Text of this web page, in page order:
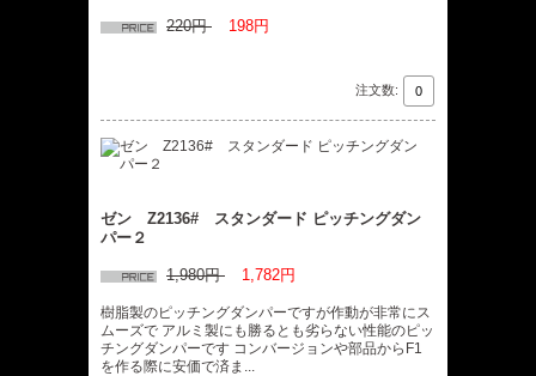
220円 198円
注文数:
ゼン Z2136# スタンダード ピッチングダン
パー２
1,980円 1,782円
樹脂製のピッチングダンパーですが作動が非常にス
ムーズで アルミ製にも勝るとも劣らない性能のピッ
チングダンパーです コンバージョンや部品からF1
を作る際に安価で済ま...